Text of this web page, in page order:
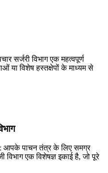
सर्जरी विभाग एक महत्वपूर्ण
या विशेष हस्तक्षेपों के माध्यम से
आपके पाचन तंत्र के लिए समग्र
विभाग एक विशेषज्ञ इकाई है, जो पूरे